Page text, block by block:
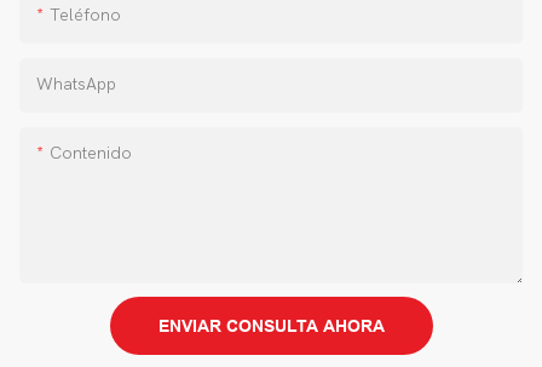
Teléfono
WhatsApp
Contenido
ENVIAR CONSULTA AHORA